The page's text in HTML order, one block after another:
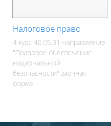
Налоговое право
4 курс 40.05.01 направление
"Правовое обеспечение
национальной
безопасности" заочная
форма